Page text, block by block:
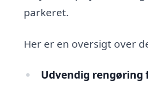
parkeret.
Her er en oversigt over
Udvendig rengøring